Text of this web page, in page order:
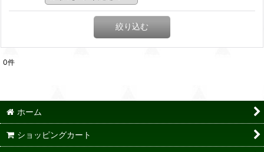
絞り込む
0件
ホーム
ショッピングカート